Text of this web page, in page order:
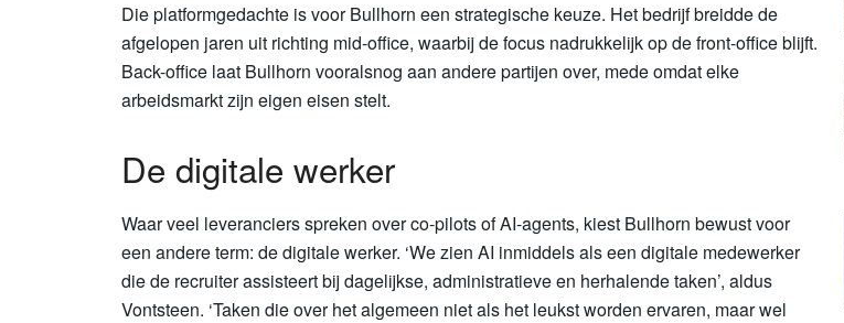
Die platformgedachte is voor Bullhorn een strategische keuze. Het bedrijf breidde de
afgelopen jaren uit richting mid-office, waarbij de focus nadrukkelijk op de front-office blijft.
Back-office laat Bullhorn vooralsnog aan andere partijen over, mede omdat elke
arbeidsmarkt zijn eigen eisen stelt.
De digitale werker
Waar veel leveranciers spreken over co-pilots of AI-agents, kiest Bullhorn bewust voor
een andere term: de digitale werker. ‘We zien AI inmiddels als een digitale medewerker
die de recruiter assisteert bij dagelijkse, administratieve en herhalende taken’, aldus
Vontsteen. ‘Taken die over het algemeen niet als het leukst worden ervaren, maar wel